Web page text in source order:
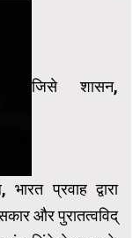
जिसे शासन,
प्रवाह द्वारा
और पुरातत्वविद्